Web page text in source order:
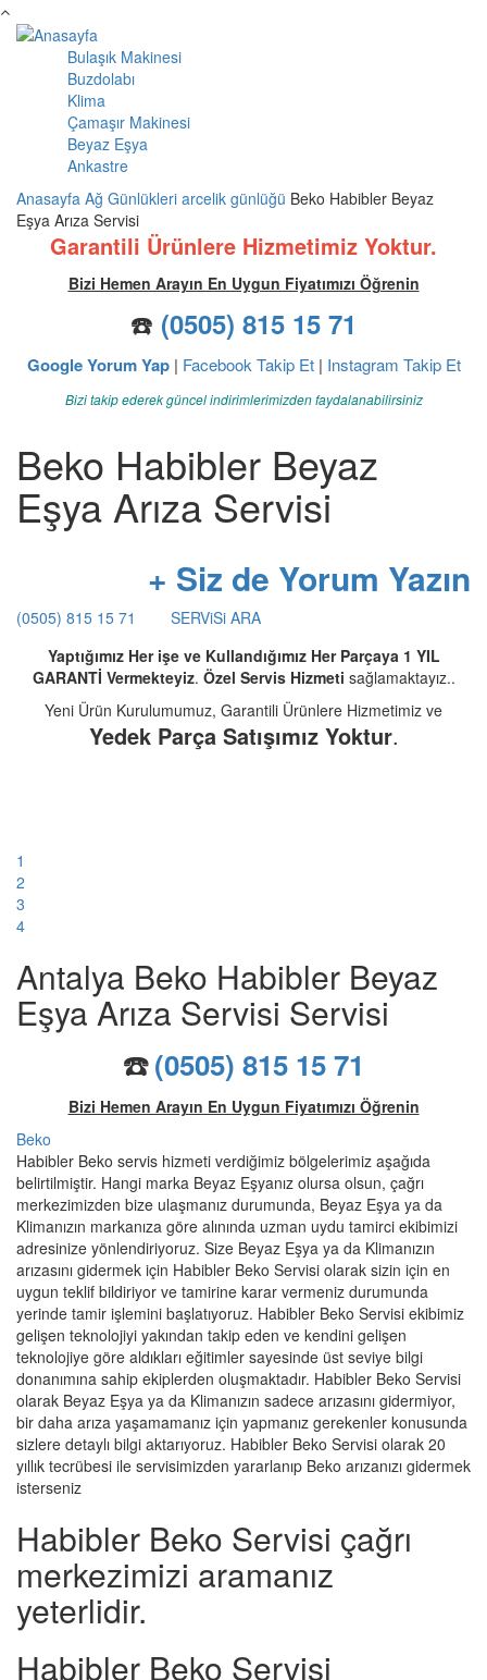
Ana içeriğe atla
Ana menü
Bulaşık Makinesi
Buzdolabı
Klima
Çamaşır Makinesi
Beyaz Eşya
Ankastre
Anasayfa Ağ Günlükleri arcelik günlüğü Beko Habibler Beyaz
Eşya Arıza Servisi
Garantili Ürünlere Hizmetimiz Yoktur.
Bizi Hemen Arayın En Uygun Fiyatımızı Öğrenin
☎️ (0505) 815 15 71
Google Yorum Yap| Facebook Takip Et| Instagram Takip Et
Bizi takip ederek güncel indirimlerimizden faydalanabilirsiniz
Beko Habibler Beyaz
Eşya Arıza Servisi
+ Siz de Yorum Yazın
(0505) 815 15 71
SERViSi ARA
Yaptığımız Her işe ve Kullandığımız Her Parçaya 1 YIL
GARANTİ Vermekteyiz. Özel Servis Hizmeti sağlamaktayız..
Yeni Ürün Kurulumumuz, Garantili Ürünlere Hizmetimiz ve
Yedek Parça Satışımız Yoktur.
1
2
3
4
Antalya Beko Habibler Beyaz
Eşya Arıza Servisi Servisi
☎️(0505) 815 15 71
Bizi Hemen Arayın En Uygun Fiyatımızı Öğrenin
Beko
Habibler Beko servis hizmeti verdiğimiz bölgelerimiz aşağıda
belirtilmiştir. Hangi marka Beyaz Eşyanız olursa olsun, çağrı
merkezimizden bize ulaşmanız durumunda, Beyaz Eşya ya da
Klimanızın markanıza göre alınında uzman uydu tamirci ekibimizi
adresinize yönlendiriyoruz. Size Beyaz Eşya ya da Klimanızın
arızasını gidermek için Habibler Beko Servisi olarak sizin için en
uygun teklif bildiriyor ve tamirine karar vermeniz durumunda
yerinde tamir işlemini başlatıyoruz. Habibler Beko Servisi ekibimiz
gelişen teknolojiyi yakından takip eden ve kendini gelişen
teknolojiye göre aldıkları eğitimler sayesinde üst seviye bilgi
donanımına sahip ekiplerden oluşmaktadır. Habibler Beko Servisi
olarak Beyaz Eşya ya da Klimanızın sadece arızasını gidermiyor,
bir daha arıza yaşamamanız için yapmanız gerekenler konusunda
sizlere detaylı bilgi aktarıyoruz. Habibler Beko Servisi olarak 20
yıllık tecrübesi ile servisimizden yararlanıp Beko arızanızı gidermek
isterseniz
Habibler Beko Servisi çağrı
merkezimizi aramanız
yeterlidir.
Habibler Beko Servisi